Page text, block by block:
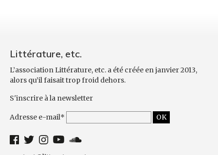
Littérature, etc.
L’association Littérature, etc. a été créée en janvier 2013,
alors qu’il faisait trop froid dehors.
S'inscrire à la newsletter
Adresse e-mail*